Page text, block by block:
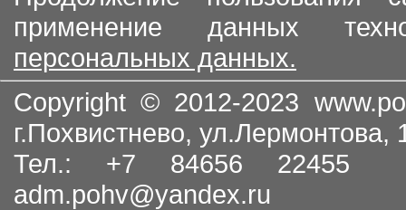
применение данных
персональных данных.
Copyright © 2012-2023
г.Похвистнево, ул.Лермонтова,
Тел.: +7 84656
adm.pohv@yandex.ru